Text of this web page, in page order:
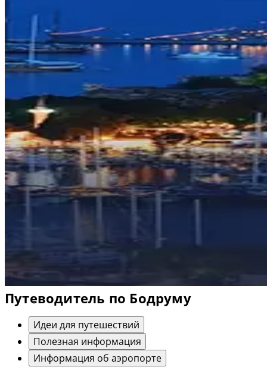
Путеводитель по Бодруму
Идеи для путешествий
Полезная информация
Информация об аэропорте